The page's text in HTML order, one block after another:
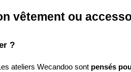
vêtement ou
?
ateliers Wecandoo sont pensés